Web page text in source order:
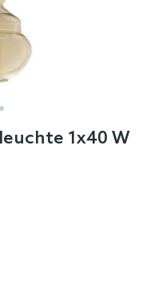
1x40 W